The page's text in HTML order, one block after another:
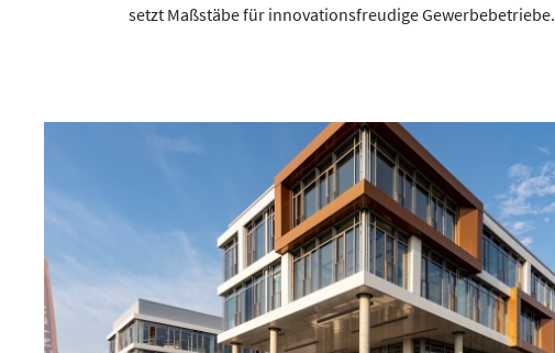
setzt Maßstäbe für innovationsfreudige Gewerbebetriebe.